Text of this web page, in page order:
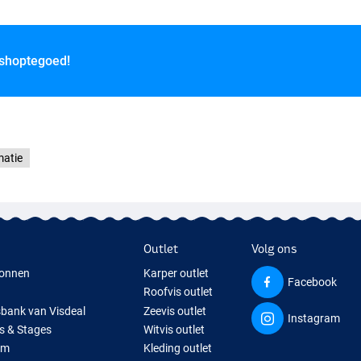
van Visdeal
& Stages
Outlet
Karper outlet
Roofvis outlet
Zeevis outlet
Witvis outlet
Kleding outlet
Volg ons
Facebook
Instagram